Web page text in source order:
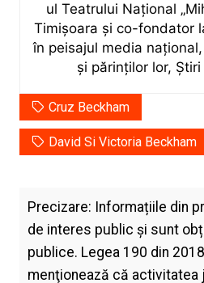
ul Teatrului Național
Timișoara și co-fondator
în peisajul media
și părinților lor,
Cruz Beckham
David Si Victoria Beckham
Precizare: Informațiile din
de interes public și sunt
publice. Legea 190 din
menţionează că